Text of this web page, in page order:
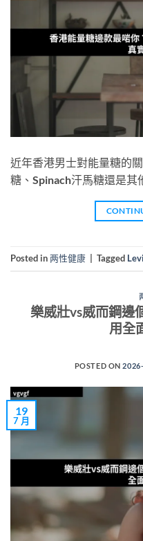
近年香港男士對能量糖的
糖、Spinach汗馬糖還是
Posted in两性健康 Tagged
樂威壯vs威而鋼邊
用全
POSTED ON
19
7 月